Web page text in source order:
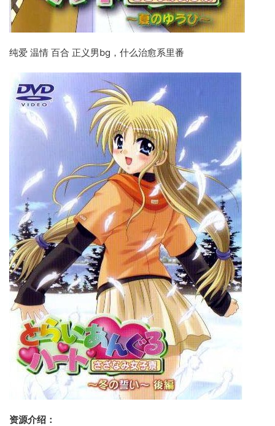
纯爱 温情 百合 正义男bg，什么治愈系里番
资源介绍：